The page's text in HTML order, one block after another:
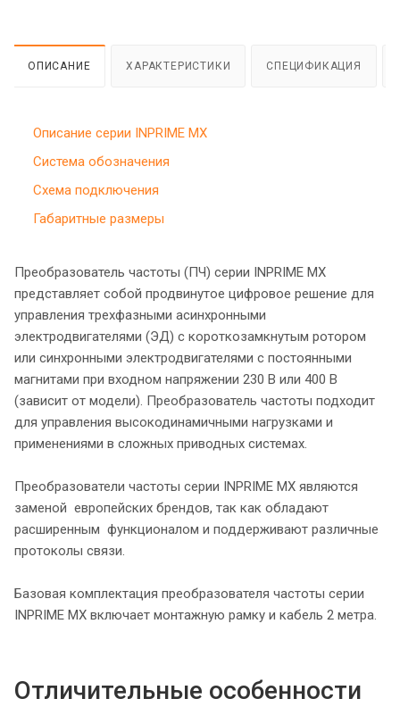
ОПИСАНИЕ ХАРАКТЕРИСТИКИ СПЕЦИФИКАЦИЯ
Описание серии INPRIME MX
Система обозначения
Схема подключения
Габаритные размеры
Преобразователь частоты (ПЧ) серии INPRIME MX
представляет собой продвинутое цифровое решение для
управления трехфазными асинхронными
электродвигателями (ЭД) с короткозамкнутым ротором
или синхронными электродвигателями с постоянными
магнитами при входном напряжении 230 В или 400 В
(зависит от модели). Преобразователь частоты подходит
для управления высокодинамичными нагрузками и
применениями в сложных приводных системах.
Преобразователи частоты серии INPRIME MX являются
заменой европейских брендов, так как обладают
расширенным функционалом и поддерживают различные
протоколы связи.
Базовая комплектация преобразователя частоты серии
INPRIME MX включает монтажную рамку и кабель 2 метра.
Отличительные особенности